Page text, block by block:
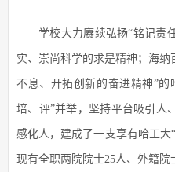
学校大力赓续弘扬“铭记责
实、崇尚科学的求是精神；海
不息、开拓创新的奋进精神”的
培、评”并举，坚持平台吸引人
感化人，建成了一支享有哈工
现有全职两院院士25人、外籍院